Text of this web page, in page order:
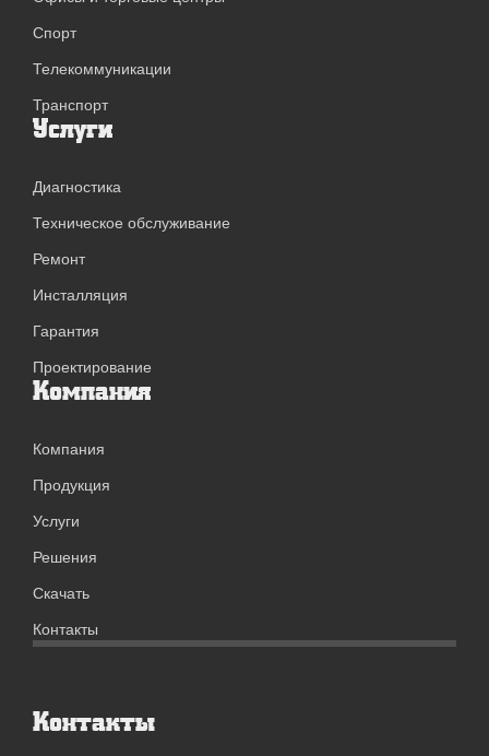
Спорт
Телекоммуникации
Транспорт
Услуги
Диагностика
Техническое обслуживание
Ремонт
Инсталляция
Гарантия
Проектирование
Компания
Компания
Продукция
Услуги
Решения
Скачать
Контакты
Контакты